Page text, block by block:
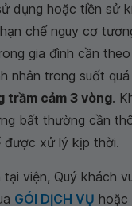
dụng hoặc tiền sử
chế nguy cơ
gia đình cần
nhân trong suốt
trầm cảm 3 vòng.
bất thường cần
được xử lý kịp thời.
viện, Quý khách
GÓI DỊCH VỤ hoặc